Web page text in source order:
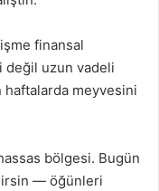
finansal
değil uzun vadeli
haftalarda meyvesini
bölgesi. Bugün
— öğünleri